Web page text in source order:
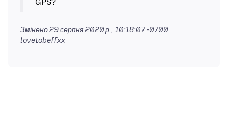
Змінено29 серпня 2020 р., 10:18:07 -0700
lovetobeffxx